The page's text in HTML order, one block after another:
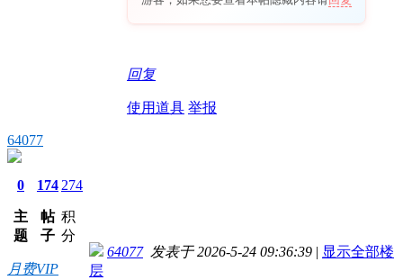
回复
使用道具 举报
64077
0
主
题
174
帖
子
274
积
分
月费VIP
64077发表于 2026-5-24 09:36:39 | 显示全部楼
层